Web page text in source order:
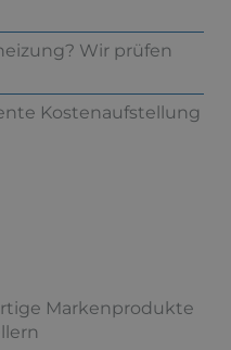
Wir prüfen
Kostenaufstellung
Markenprodukte